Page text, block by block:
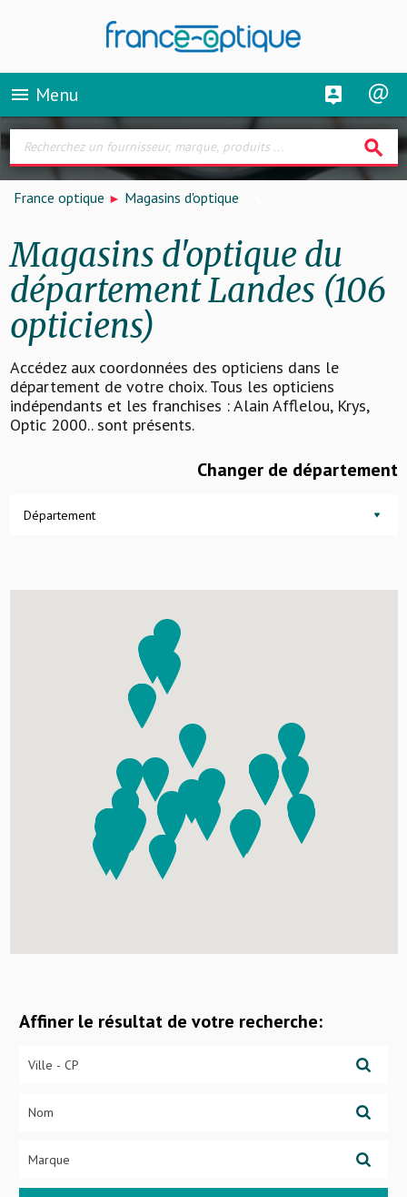
menu Menu
search
France optique Magasins d'optique
Magasins d'optique du
département Landes (106
opticiens)
Accédez aux coordonnées des opticiens dans le
département de votre choix. Tous les opticiens
indépendants et les franchises : Alain Afflelou, Krys,
Optic 2000.. sont présents.
Changer de département
Département
Affiner le résultat de votre recherche: